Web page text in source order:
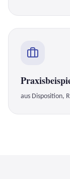
aus Disposition,